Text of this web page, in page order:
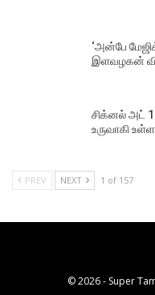
‘அன்பே
இளவழகன்
சிக்னல் அட்
உருவாகி
PREV NEXT 1 of 157
© 2026 - Super